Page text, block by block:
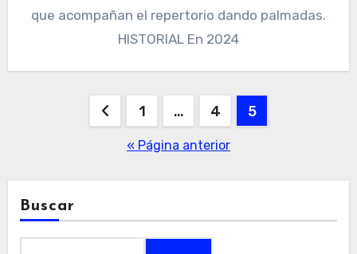
que acompañan el repertorio dando palmadas.
HISTORIAL En 2024
Paginación1 … 4 5
« Página anterior
Buscar